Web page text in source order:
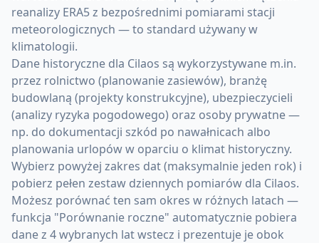
reanalizy ERA5 z bezpośrednimi pomiarami stacji
meteorologicznych — to standard używany w
klimatologii.
Dane historyczne dla Cilaos są wykorzystywane m.in.
przez rolnictwo (planowanie zasiewów), branżę
budowlaną (projekty konstrukcyjne), ubezpieczycieli
(analizy ryzyka pogodowego) oraz osoby prywatne —
np. do dokumentacji szkód po nawałnicach albo
planowania urlopów w oparciu o klimat historyczny.
Wybierz powyżej zakres dat (maksymalnie jeden rok) i
pobierz pełen zestaw dziennych pomiarów dla Cilaos.
Możesz porównać ten sam okres w różnych latach —
funkcja "Porównanie roczne" automatycznie pobiera
dane z 4 wybranych lat wstecz i prezentuje je obok